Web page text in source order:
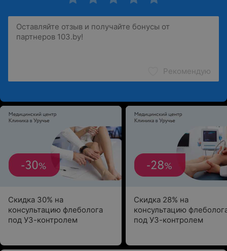
Рекомендую
Скидка 30% на
консультацию флеболога
под УЗ-контролем
Скидка 28% на
консультацию
под УЗ-контролем